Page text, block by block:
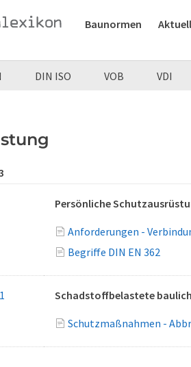
Baunormen
DIN ISO VOB VDI
Persönliche
Anforderungen -
Begriffe DIN EN 362
Schadstoffbelastete
Schutzmaßnahmen -